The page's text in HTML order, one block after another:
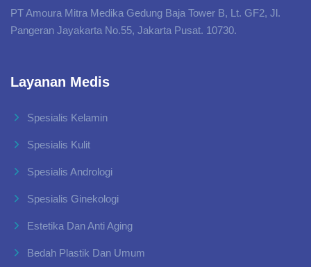
PT Amoura Mitra Medika Gedung Baja Tower B, Lt. GF2, Jl.
Pangeran Jayakarta No.55, Jakarta Pusat. 10730.
Layanan Medis
Spesialis Kelamin
Spesialis Kulit
Spesialis Andrologi
Spesialis Ginekologi
Estetika Dan Anti Aging
Bedah Plastik Dan Umum